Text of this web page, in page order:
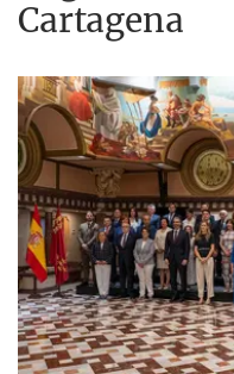
Cartagena